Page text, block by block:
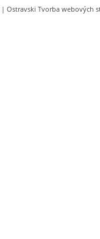
| Ostravski Tvorba webových